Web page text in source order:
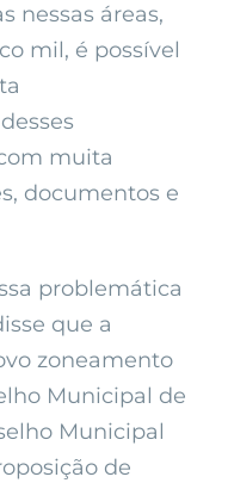
nessas áreas,
mil, é possível
muita
documentos e
problemática
que a
zoneamento
Municipal de
Municipal
de